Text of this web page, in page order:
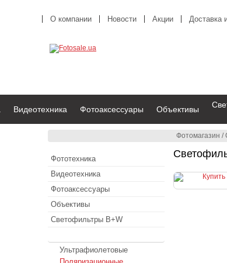
Фотомагазин /
О компании Новости Акции Доставка
Видеотехника Фотоаксессуары Объективы
Фототехника
Видеотехника
Фотоаксессуары
Объективы
Светофильтры B+W
Ультрафиолетовые